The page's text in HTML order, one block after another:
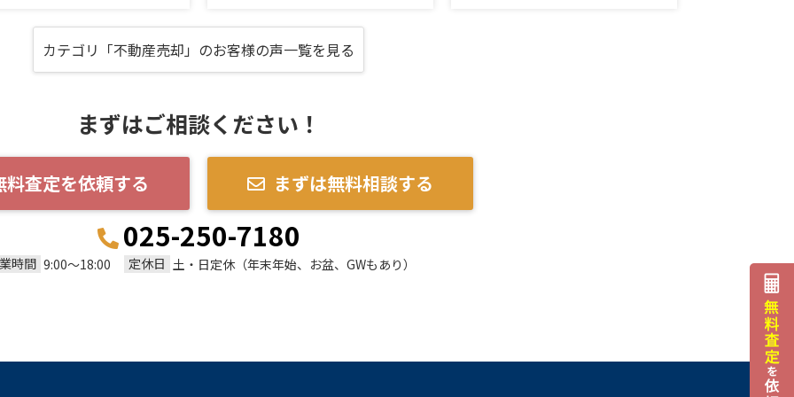
カテゴリ「不動産売却」のお客様の声一覧を見る
まずはご相談ください！
料査定を依頼する まずは無料相談する
025-250-7180
時間 9:00～18:00 定休日 土・日定休（年末年始、お盆、GWもあり）